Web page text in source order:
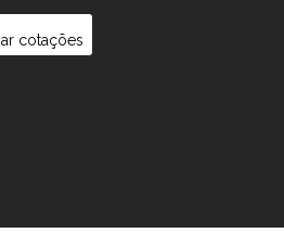
cotações